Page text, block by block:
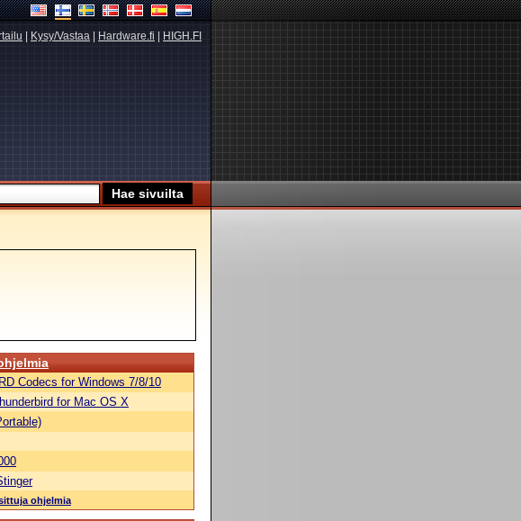
Kysy/Vastaa Hardware.fi HIGH.FI
Codecs for Windows 7/8/10
for Mac OS X
ohjelmia